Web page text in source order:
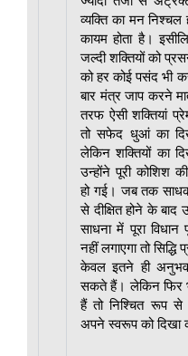
व्यक्ति का मन निश्चल
कायम होता है।
जल्दी शक्तियों को
को हर कोई पसंद भी
बार मंत्र जाप करने
तरफ ऐसी शक्तियां
तो सफेद धुआं का
लेकिन शक्तियों का
उन्होंने पूरी कोशिश
हो गई। जब तक
से दीक्षित होने के
साधना में पूरा
नहीं लगाएगा तो
केवल इतने ही अनुभव
सकते हैं। लेकिन फिर
हैं तो निश्चित रूप से
अपने स्वरूप को दिखा